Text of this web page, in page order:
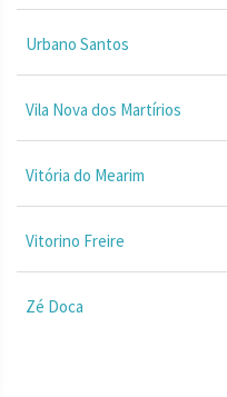
Urbano Santos
Vila Nova dos Martírios
Vitória do Mearim
Vitorino Freire
Zé Doca